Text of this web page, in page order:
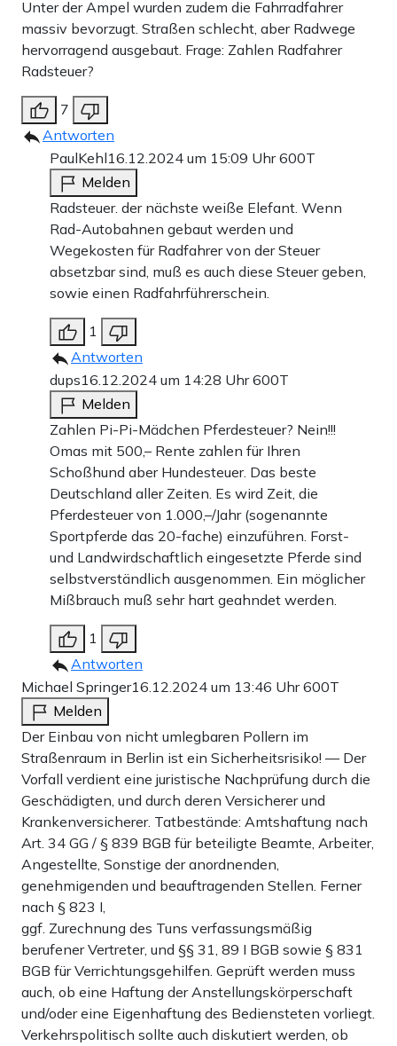
Unter der Ampel wurden zudem die Fahrradfahrer
massiv bevorzugt. Straßen schlecht, aber Radwege
hervorragend ausgebaut. Frage: Zahlen Radfahrer
Radsteuer?
7
Antworten
PaulKehl16.12.2024 um 15:09 Uhr600T
Melden
Radsteuer. der nächste weiße Elefant. Wenn
Rad-Autobahnen gebaut werden und
Wegekosten für Radfahrer von der Steuer
absetzbar sind, muß es auch diese Steuer geben,
sowie einen Radfahrführerschein.
1
Antworten
dups16.12.2024 um 14:28 Uhr600T
Melden
Zahlen Pi-Pi-Mädchen Pferdesteuer? Nein!!!
Omas mit 500,– Rente zahlen für Ihren
Schoßhund aber Hundesteuer. Das beste
Deutschland aller Zeiten. Es wird Zeit, die
Pferdesteuer von 1.000,–/Jahr (sogenannte
Sportpferde das 20-fache) einzuführen. Forst-
und Landwirdschaftlich eingesetzte Pferde sind
selbstverständlich ausgenommen. Ein möglicher
Mißbrauch muß sehr hart geahndet werden.
1
Antworten
Michael Springer16.12.2024 um 13:46 Uhr600T
Melden
Der Einbau von nicht umlegbaren Pollern im
Straßenraum in Berlin ist ein Sicherheitsrisiko! — Der
Vorfall verdient eine juristische Nachprüfung durch die
Geschädigten, und durch deren Versicherer und
Krankenversicherer. Tatbestände: Amtshaftung nach
Art. 34 GG / § 839 BGB für beteiligte Beamte, Arbeiter,
Angestellte, Sonstige der anordnenden,
genehmigenden und beauftragenden Stellen. Ferner
nach § 823 I,
ggf. Zurechnung des Tuns verfassungsmäßig
berufener Vertreter, und §§ 31, 89 I BGB sowie § 831
BGB für Verrichtungsgehilfen. Geprüft werden muss
auch, ob eine Haftung der Anstellungskörperschaft
und/oder eine Eigenhaftung des Bediensteten vorliegt.
Verkehrspolitisch sollte auch diskutiert werden, ob